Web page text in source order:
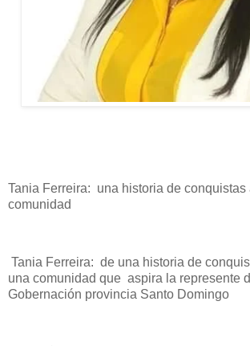
Tania Ferreira: una historia de conquistas
comunidad
Tania Ferreira: de una historia de
una comunidad que aspira la represente
Gobernación provincia Santo Domingo